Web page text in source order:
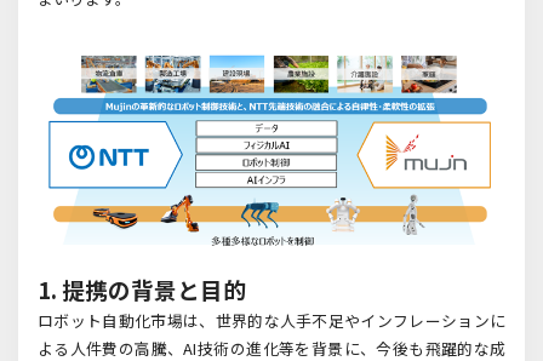
1. 提携の背景と目的
ロボット自動化市場は、世界的な人手不足やインフレーションに
よる人件費の高騰、AI技術の進化等を背景に、今後も飛躍的な成